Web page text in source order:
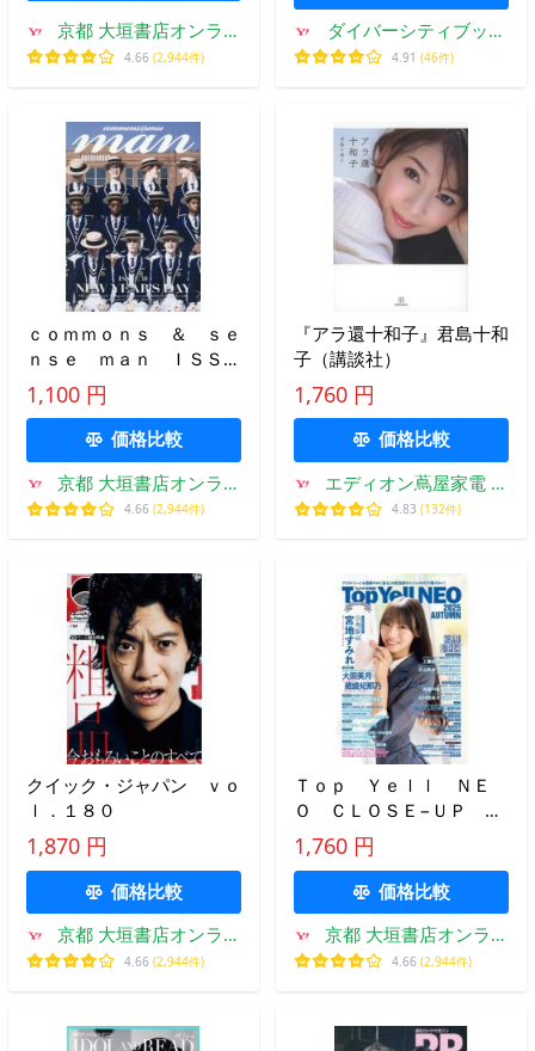
京都 大垣書店オンライ
ン
4.66 (2,944件)
ダイバーシティブック
スヤフー店
4.91 (46件)
ｃｏｍｍｏｎｓ ＆ ｓｅ
ｎｓｅ ｍａｎ ＩＳＳＵ
Ｅ３８（２０２５ＭＡＲＣ
Ｈ，ＳＰＲＩＮＧ ＆ Ｓ
ＵＭＭＥＲ）
1,100 円
価格比較
京都 大垣書店オンライ
ン
4.66 (2,944件)
『アラ還十和子』君島十和
子（講談社）
1,760 円
価格比較
エディオン蔦屋家電 ヤ
フー店
4.83 (132件)
クイック・ジャパン ｖｏ
ｌ．１８０
1,870 円
価格比較
京都 大垣書店オンライ
ン
4.66 (2,944件)
Ｔｏｐ Ｙｅｌｌ ＮＥ
Ｏ ＣＬＯＳＥ−ＵＰ Ｎ
ＥＸＴ ＢＲＥＡＫ ＩＤ
ＯＬ ２０２５ＡＵＴＵＭ
1,760 円
価格比較
京都 大垣書店オンライ
ン
4.66 (2,944件)